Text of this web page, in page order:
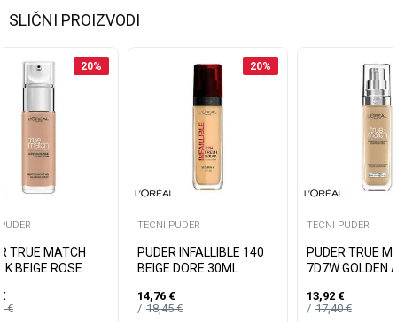
SLIČNI PROIZVODI
20%
TRUE MATCH
BEIGE ROSE
€
€
20%
TECNI PUDER
PUDER INFALLIBLE 140
BEIGE DORE 30ML
14,76 €
18,45€
TECNI PUDER
PUDER TRUE
7D7W GOLDEN
13,92 €
17,40€